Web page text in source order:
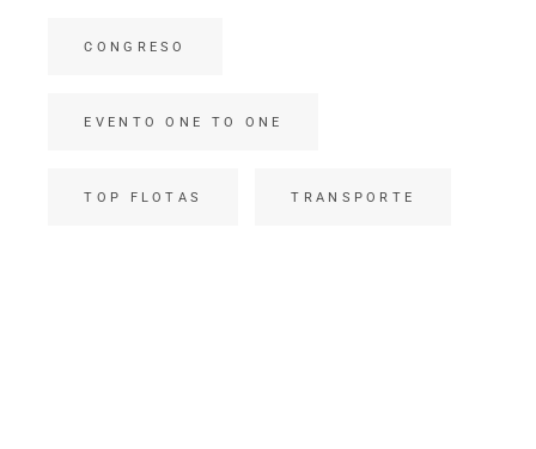
CONGRESO
EVENTO ONE TO ONE
TOP FLOTAS TRANSPORTE